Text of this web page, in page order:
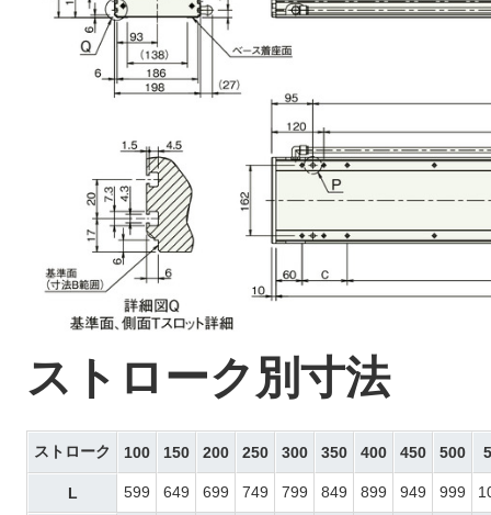
ストローク別寸法
ストローク 100 150 200 250 300 350 400 450 500
L 599 649 699 749 799 849 899 949 999